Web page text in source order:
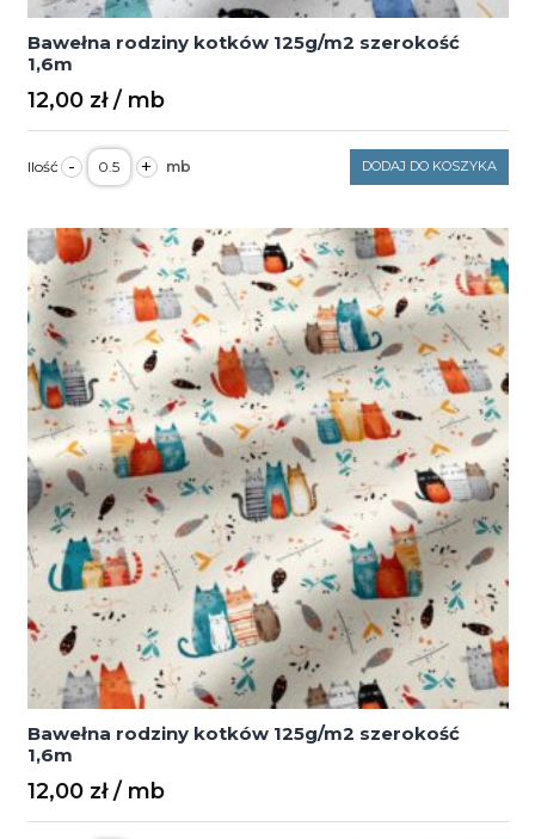
Bawełna rodziny kotków 125g/m2 szerokość
1,6m
12,00 zł
- ilość
Bawełna
rodziny
125g/m2
szerokość
1,6m
+ DODAJ DO KOSZYKA
Bawełna rodziny kotków 125g/m2 szerokość
1,6m
12,00 zł